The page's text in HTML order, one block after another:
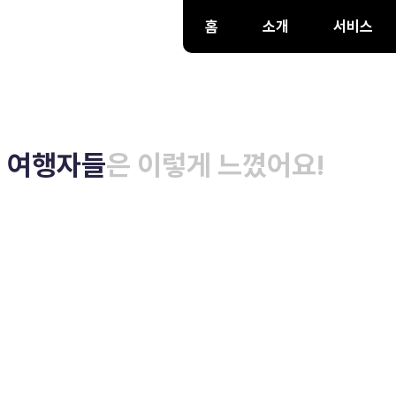
홈 소개 서비스
행자들은 이렇게 느꼈어요!